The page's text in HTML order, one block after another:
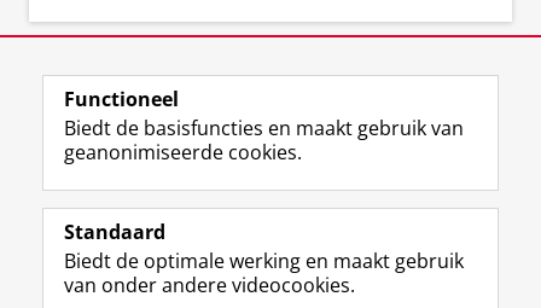
View this page in: English
Volg ons op
a
c
n
s
a
l
Functioneel
Biedt de basisfuncties en maakt gebruik van
geanonimiseerde cookies.
Standaard
Biedt de optimale werking en maakt gebruik
van onder andere videocookies.